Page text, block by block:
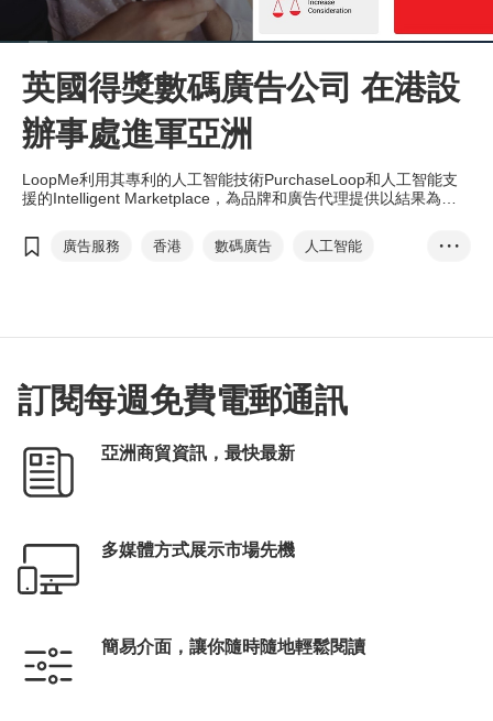
英國得獎數碼廣告公司 在港設
辦事處進軍亞洲
LoopMe利用其專利的人工智能技術PurchaseLoop和人工智能支
援的Intelligent Marketplace，為品牌和廣告代理提供以結果為本
廣告服務 香港 數碼廣告
人工智能
• • •
訂閱每週免費電郵通訊
亞洲商貿資訊，最快最新
多媒體方式展示市場先機
簡易介面，讓你隨時隨地輕鬆閱讀